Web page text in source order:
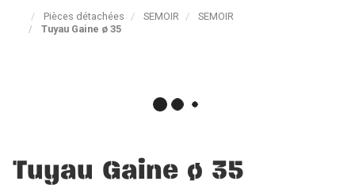
Pièces détachées SEMOIR
SEMOIR
Tuyau Gaine ø 35
Tuyau Gaine ø 35